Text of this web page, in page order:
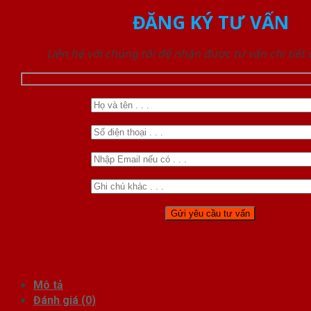
ĐĂNG KÝ TƯ VẤN
Liên hệ với chúng tôi để nhận được tư vấn chi tiết
Mô tả
Đánh giá (0)